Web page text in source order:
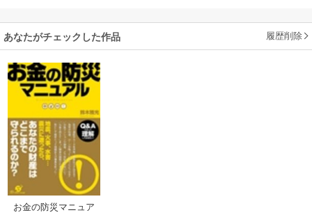
あなたがチェックした作品 履歴削除
お金の防災マニュア